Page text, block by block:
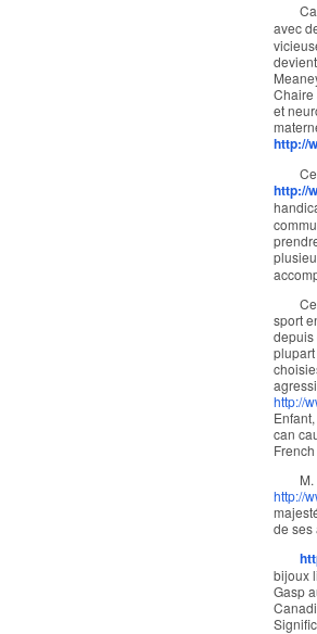
avec
Chaire
et
http://
http://
sport
depuis
http://
can
http://
de ses
bijoux
Gasp